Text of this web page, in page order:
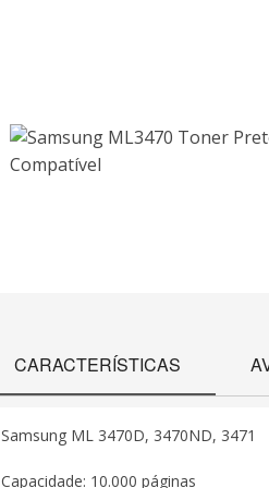
CARACTERÍSTICAS
Samsung ML 3470D, 3470ND, 3471
Capacidade: 10.000 páginas